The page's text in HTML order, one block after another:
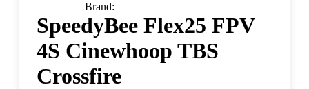
Brand:
SpeedyBee Flex25 FPV
4S Cinewhoop TBS
Crossfire